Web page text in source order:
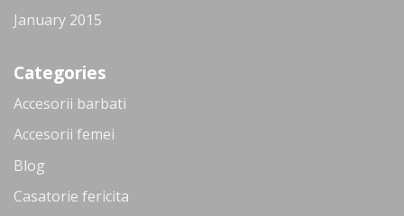
January 2015
Categories
Accesorii barbati
Accesorii femei
Blog
Casatorie fericita